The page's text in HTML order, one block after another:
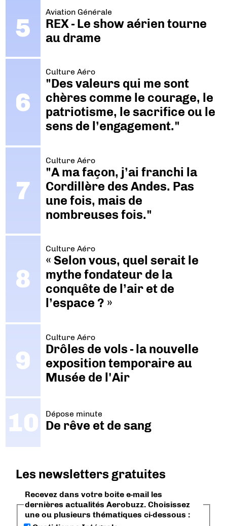
Aviation Générale
REX - Le show aérien tourne
au drame
Culture Aéro
"Des valeurs qui me sont
chères comme le courage, le
patriotisme, le sacrifice ou le
sens de l’engagement."
Culture Aéro
"A ma façon, j’ai franchi la
Cordillère des Andes. Pas
une fois, mais de
nombreuses fois."
Culture Aéro
« Selon vous, quel serait le
mythe fondateur de la
conquête de l’air et de
l’espace ? »
Culture Aéro
Drôles de vols - la nouvelle
exposition temporaire au
Musée de l'Air
Dépose minute
De rêve et de sang
Les newsletters gratuites
Recevez dans votre boite e-mail les
dernières actualités Aerobuzz. Choisissez
une ou plusieurs thématiques ci-dessous :